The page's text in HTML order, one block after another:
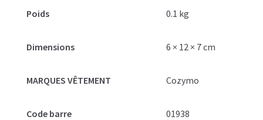
Poids 0.1 kg
Dimensions 6 × 12 × 7 cm
MARQUES VÊTEMENT Cozymo
Code barre 01938